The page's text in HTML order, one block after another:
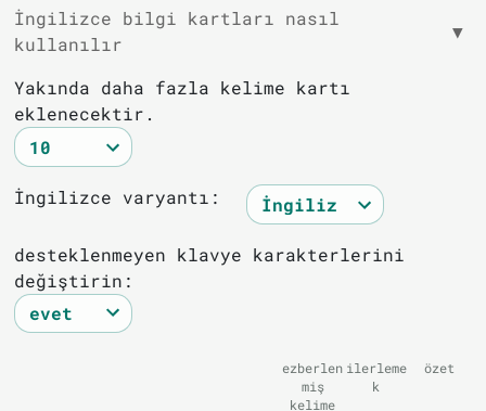
İngilizce bilgi kartları nasıl
kullanılır
▼
Yakında daha fazla kelime kartı
eklenecektir.
İngilizce varyantı:
desteklenmeyen klavye karakterlerini
değiştirin:
ezberlen
miş
kelime
ilerleme
k
özet